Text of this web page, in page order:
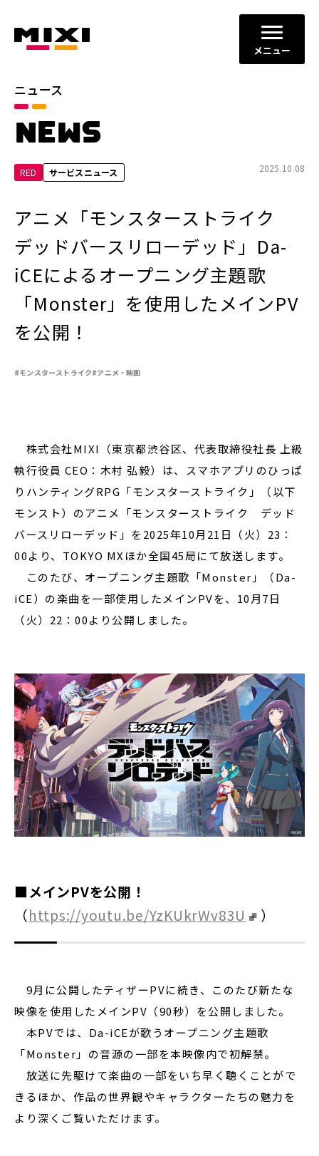
メニュー
ニュース
NEWS
RED サービスニュース 2025.10.08
アニメ「モンスターストライク
デッドバースリローデッド」Da-
iCEによるオープニング主題歌
「Monster」を使用したメインPV
を公開！
#モンスターストライク#アニメ・映画
株式会社MIXI（東京都渋谷区、代表取締役社長 上級
執行役員 CEO：木村 弘毅）は、スマホアプリのひっぱ
りハンティングRPG「モンスターストライク」（以下
モンスト）のアニメ「モンスターストライク デッド
バースリローデッド」を2025年10月21日（火）23：
00より、TOKYO MXほか全国45局にて放送します。
このたび、オープニング主題歌「Monster」（Da-
iCE）の楽曲を一部使用したメインPVを、10月7日
（火）22：00より公開しました。
■メインPVを公開！
（https://youtu.be/YzKUkrWv83U ）
9月に公開したティザーPVに続き、このたび新たな
映像を使用したメインPV（90秒）を公開しました。
本PVでは、Da-iCEが歌うオープニング主題歌
「Monster」の音源の一部を本映像内で初解禁。
放送に先駆けて楽曲の一部をいち早く聴くことがで
きるほか、作品の世界観やキャラクターたちの魅力を
より深くご覧いただけます。
カテゴリ
お知らせ
2026年 2025年